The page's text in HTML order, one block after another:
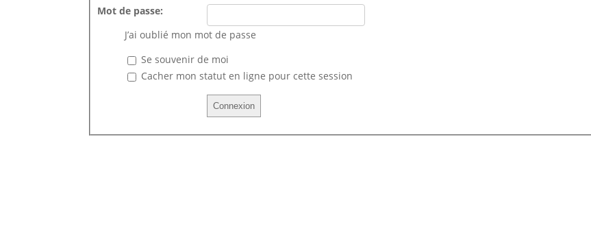
Mot de passe:
J’ai oublié mon mot de passe
Se souvenir de moi
Cacher mon statut en ligne pour cette session